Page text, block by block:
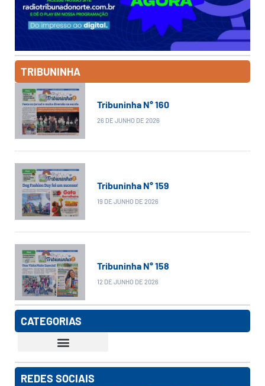
TRIBUNINHA
Tribuninha N° 160
26 DE JUNHO DE 2026
Tribuninha N° 159
19 DE JUNHO DE 2026
Tribuninha N° 158
12 DE JUNHO DE 2026
CATEGORIAS
REDES SOCIAIS